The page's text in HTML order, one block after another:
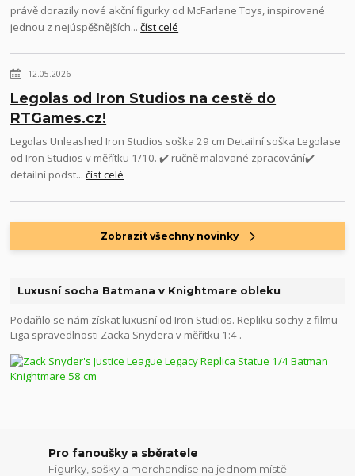
právě dorazily nové akční figurky od McFarlane Toys, inspirované
jednou z nejúspěšnějších...číst celé
12.05.2026
Legolas od Iron Studios na cestě do
RTGames.cz!
Legolas Unleashed Iron Studios soška 29 cm Detailní soška Legolase
od Iron Studios v měřítku 1/10. ✔️ ručně malované zpracování✔️
detailní podst...číst celé
Zobrazit všechny novinky
Luxusní socha Batmana v Knightmare obleku
Podařilo se nám získat luxusní od Iron Studios. Repliku sochy z filmu
Liga spravedlnosti Zacka Snydera v měřítku 1:4 .
Pro fanoušky a sběratele
Figurky, sošky a merchandise na jednom místě.